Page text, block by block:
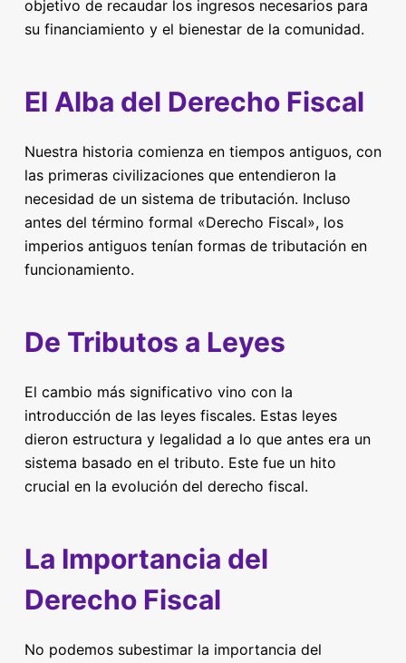
objetivo de recaudar los ingresos necesarios para
su financiamiento y el bienestar de la comunidad.
El Alba del Derecho Fiscal
Nuestra historia comienza en tiempos antiguos, con
las primeras civilizaciones que entendieron la
necesidad de un sistema de tributación. Incluso
antes del término formal «Derecho Fiscal», los
imperios antiguos tenían formas de tributación en
funcionamiento.
De Tributos a Leyes
El cambio más significativo vino con la
introducción de las leyes fiscales. Estas leyes
dieron estructura y legalidad a lo que antes era un
sistema basado en el tributo. Este fue un hito
crucial en la evolución del derecho fiscal.
La Importancia del
Derecho Fiscal
No podemos subestimar la importancia del